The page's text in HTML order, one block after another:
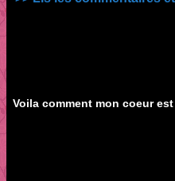
Voila comment mon coeur